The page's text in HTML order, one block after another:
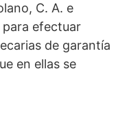
C. A. e
para efectuar
de garantía
en ellas se